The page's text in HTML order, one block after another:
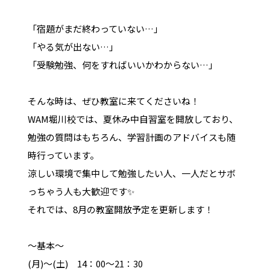
「宿題がまだ終わっていない…」
「やる気が出ない…」
「受験勉強、何をすればいいかわからない…」
そんな時は、ぜひ教室に来てくださいね！
WAM堀川校では、夏休み中自習室を開放しており、
勉強の質問はもちろん、学習計画のアドバイスも随
時行っています。
涼しい環境で集中して勉強したい人、一人だとサボ
っちゃう人も大歓迎です✨
それでは、8月の教室開放予定を更新します！
～基本～
(月)～(土) 14：00～21：30